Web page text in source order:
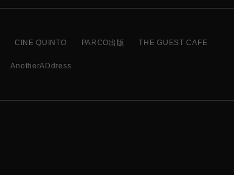
CINE QUINTO PARCO出版 THE GUEST CAFE
AnotherADdress